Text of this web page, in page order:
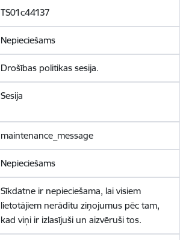
TS01c44137
Nepieciešams
Drošības politikas sesija.
Sesija
maintenance_message
Nepieciešams
Sīkdatne ir nepieciešama, lai visiem
lietotājiem nerādītu ziņojumus pēc tam,
kad viņi ir izlasījuši un aizvēruši tos.